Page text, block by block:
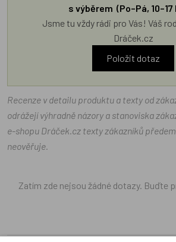
s výběrem (Po–Pá, 10–17
Jsme tu vždy rádi pro Vás! Váš
Dráček.cz
Položit dotaz
Recenze v detailu produktu a texty od
odrážejí výhradně názory a stanoviska
e-shopu Dráček.cz texty zákazníků
neověřuje.
Zatím zde nejsou žádné dotazy. Buďte